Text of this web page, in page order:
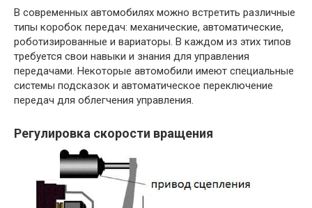
В современных автомобилях можно встретить различные
типы коробок передач: механические, автоматические,
роботизированные и вариаторы. В каждом из этих типов
требуется свои навыки и знания для управления
передачами. Некоторые автомобили имеют специальные
системы подсказок и автоматическое переключение
передач для облегчения управления.
Регулировка скорости вращения